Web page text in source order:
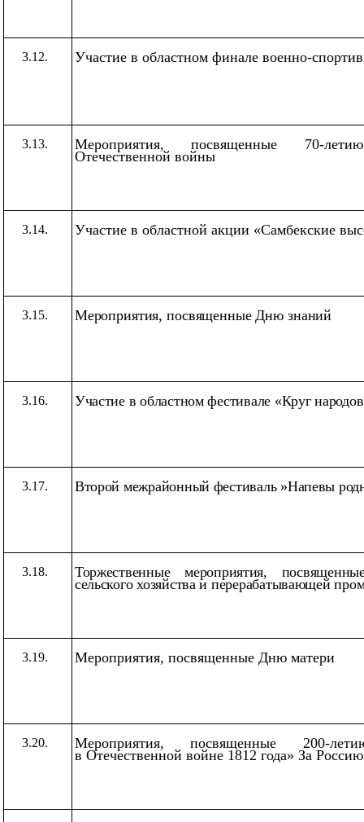
3.12. Участие в областном финале военно-
3.13. Мероприятия, посвященные 70-
Отечественной войны
3.14. Участие в областной акции «Самбекские
3.15. Мероприятия, посвященные Дню знаний
3.16. Участие в областном фестивале «Круг
3.17. Второй межрайонный фестиваль »Напевы
3.18. Торжественные мероприятия,
сельского хозяйства и перерабатывающей
3.19. Мероприятия, посвященные Дню матери
3.20. Мероприятия, посвященные 200-
в Отечественной войне 1812 года» За